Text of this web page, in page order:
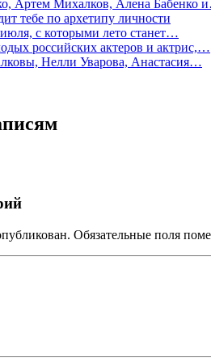
Артем Михалков, Алена Бабенко
тебе по архетипу личности
с которыми лето станет…
российских актеров и актрис,…
Нелли Уварова, Анастасия…
Обязательные поля